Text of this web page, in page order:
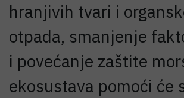
hranjivih tvari i
otpada, smanjenje
i povećanje zaštite
ekosustava pomoći će